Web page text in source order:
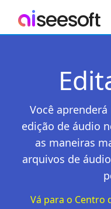
Você
edição de áudio
as maneiras
arquivos de
Vá para o Centro